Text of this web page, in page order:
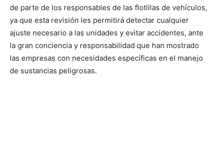
de parte de los responsables de las flotillas de vehículos,
ya que esta revisión les permitirá detectar cualquier
ajuste necesario a las unidades y evitar accidentes, ante
la gran conciencia y responsabilidad que han mostrado
las empresas con necesidades específicas en el manejo
de sustancias peligrosas.